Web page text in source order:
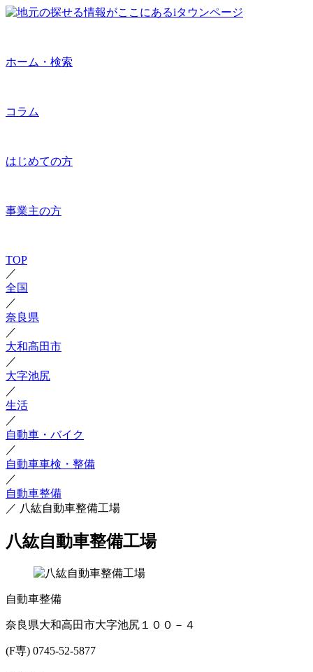
ホーム・検索
コラム
はじめての方
事業主の方
TOP
／
全国
／
奈良県
／
大和高田市
／
大字池尻
／
生活
／
自動車・バイク
／
自動車車検・整備
／
自動車整備
／ 八紘自動車整備工場
八紘自動車整備工場
自動車整備
奈良県大和高田市大字池尻１００－４
(F専) 0745-52-5877